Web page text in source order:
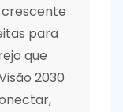
para
que
2030